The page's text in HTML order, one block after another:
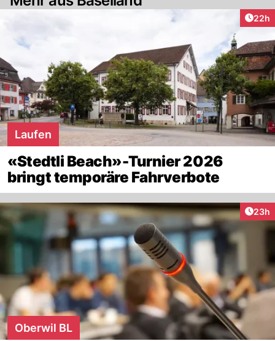
22h
Laufen
«Stedtli Beach»-Turnier 2026
bringt temporäre Fahrverbote
23h
Oberwil BL